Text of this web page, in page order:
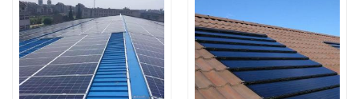
berbeda.
pemasangan.